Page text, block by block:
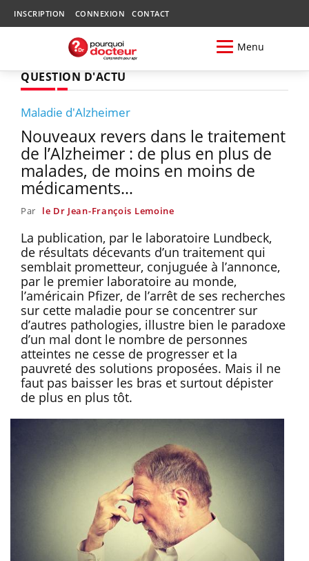
INSCRIPTION CONNEXION CONTACT
Menu
QUESTION D'ACTU
Maladie d'Alzheimer
Nouveaux revers dans le traitement
de l’Alzheimer : de plus en plus de
malades, de moins en moins de
médicaments…
Par le Dr Jean-François Lemoine
La publication, par le laboratoire Lundbeck,
de résultats décevants d’un traitement qui
semblait prometteur, conjuguée à l’annonce,
par le premier laboratoire au monde,
l’américain Pfizer, de l’arrêt de ses recherches
sur cette maladie pour se concentrer sur
d’autres pathologies, illustre bien le paradoxe
d’un mal dont le nombre de personnes
atteintes ne cesse de progresser et la
pauvreté des solutions proposées. Mais il ne
faut pas baisser les bras et surtout dépister
de plus en plus tôt.